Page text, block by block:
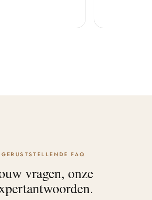
GERUSTSTELLENDE FAQ
vragen, onze